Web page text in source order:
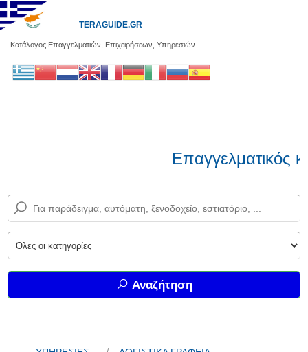
Κατάλογος Επαγγελματιών, Επιχειρήσεων, Υπηρεσιών
TERAGUIDE.GR
Επαγγελματικός
Αναζήτηση